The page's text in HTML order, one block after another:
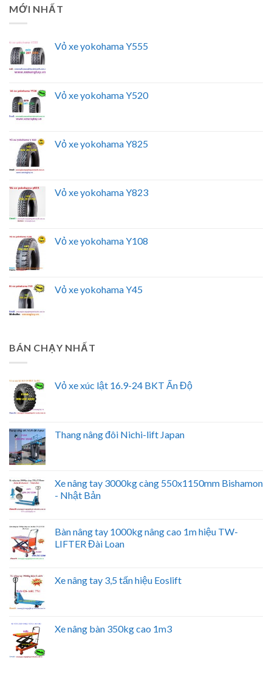
MỚI NHẤT
Vỏ xe yokohama Y555
Vỏ xe yokohama Y520
Vỏ xe yokohama Y825
Vỏ xe yokohama Y823
Vỏ xe yokohama Y108
Vỏ xe yokohama Y45
BÁN CHẠY NHẤT
Vỏ xe xúc lật 16.9-24 BKT Ấn Độ
Thang nâng đôi Nichi-lift Japan
Xe nâng tay 3000kg càng 550x1150mm Bishamon
- Nhật Bản
Bàn nâng tay 1000kg nâng cao 1m hiệu TW-
LIFTER Đài Loan
Xe nâng tay 3,5 tấn hiệu Eoslift
Xe nâng bàn 350kg cao 1m3